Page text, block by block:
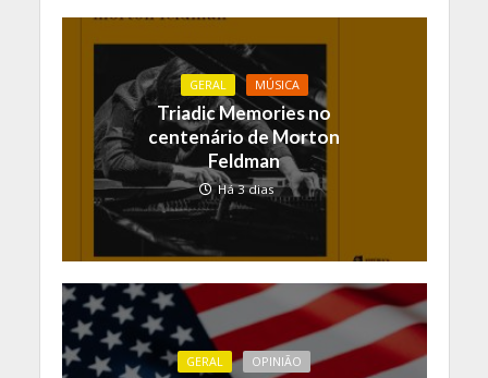
GERAL MÚSICA
Triadic Memories no
centenário de Morton
Feldman
Há 3 dias
GERAL OPINIÃO